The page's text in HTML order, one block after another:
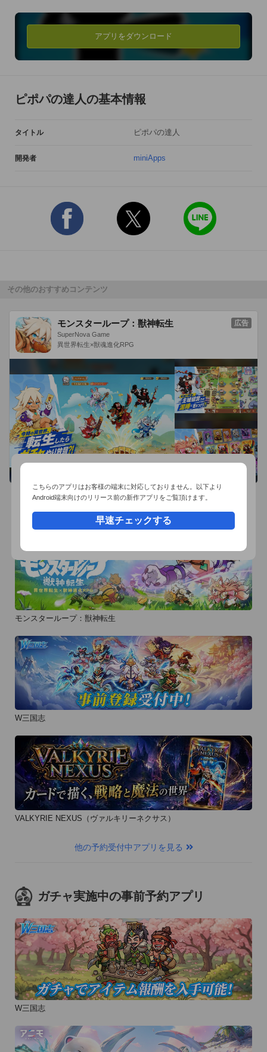
このアプリではどれだけ早打ちして５回、電話をかけることが
つまり、どれだけ電話の達人かどうかを競います。
ピードが速くなれば素敵な時間が増えそうですね！（その時間
でゲームもできちゃいます！）
＊ゲームで使用される全ての電話番号は日本国内において現在
未使用のもの（2012年6月総務省調べ）です。なのでいたずら
電話等の心配はございません。また、使用されている電話番号
に電話をした場合、現世とはつながらない可能性がございます
ので、いたずら電話はおやめください。
＊ゲーム内の効果音の半分で『魔王魂』様の効果音を使用させ
ていただきました。素晴らしい効果音ありがとうございます。
アプリをダウンロード
ピポパの達人の基本情報
タイトル ピポパの達人
開発者 miniApps
その他のおすすめコンテンツ
モンスターループ：獣神転生
SuperNova Game
異世界転生×獣魂進化RPG
広告
おすすめ事前予約アプリ
モンスターループ：獣神転生
W三国志
VALKYRIE NEXUS（ヴァルキリーネクサス）
他の予約受付中アプリを見る
ガチャ実施中の事前予約アプリ
W三国志
こちらのアプリはお客様の端末に対応しておりません。以下より
Android端末向けのリリース前の新作アプリをご覧頂けます。
早速チェックする